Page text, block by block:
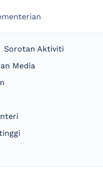
Sorotan Aktiviti
Media